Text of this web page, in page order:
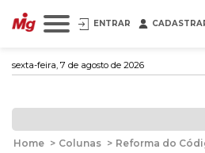
ENTRAR
sexta-feira, 7 de agosto de 2026
Home > Colunas > Reforma do